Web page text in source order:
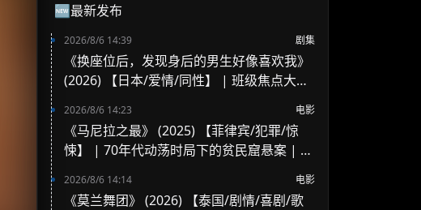
🆕最新发布
2026/8/6 14:39 剧集
《换座位后，发现身后的男生好像喜欢我》
(2026) 【日本/爱情/同性】 | 班级焦点大帅
高甜校园BL
2026/8/6 14:23 电影
《马尼拉之最》 (2025) 【菲律宾/犯罪/惊
悚】 | 70年代动荡时局下的贫民窟悬案 | 菲
2026/8/6 14:14 电影
《莫兰舞团》 (2026) 【泰国/剧情/喜剧/歌